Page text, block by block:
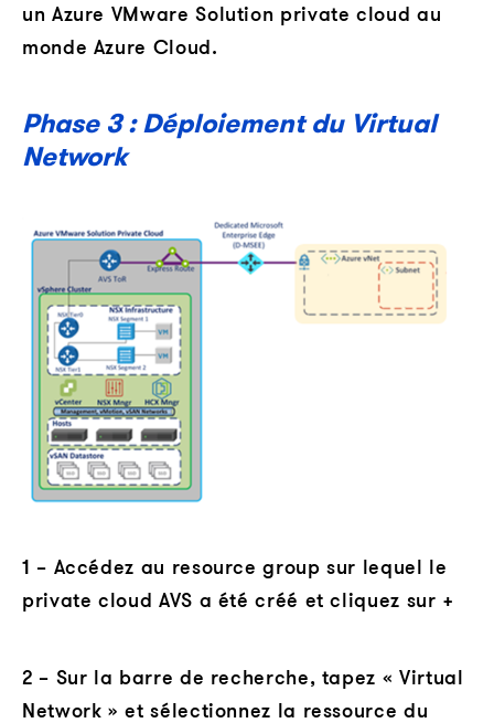
un Azure VMware Solution private cloud au
monde Azure Cloud.
Phase 3 : Déploiement du Virtual
Network
1 – Accédez au resource group sur lequel le
private cloud AVS a été créé et cliquez sur +
2 – Sur la barre de recherche, tapez « Virtual
Network » et sélectionnez la ressource du